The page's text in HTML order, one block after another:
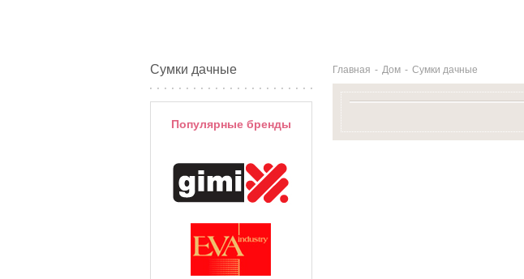
Сумки дачные
Популярные бренды
Главная - Дом - Сумки дачные